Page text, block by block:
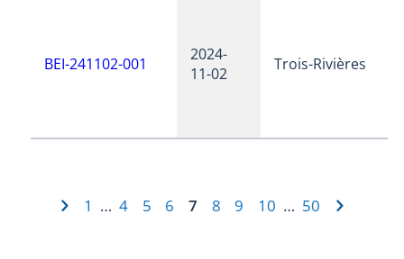
BEI-241102-001
2024-
11-02
Trois-Rivières
1 … 4 5 6 7 8 9 10 … 50